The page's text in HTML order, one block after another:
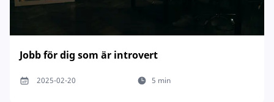
Jobb för dig som är introvert
2025-02-20 5 min